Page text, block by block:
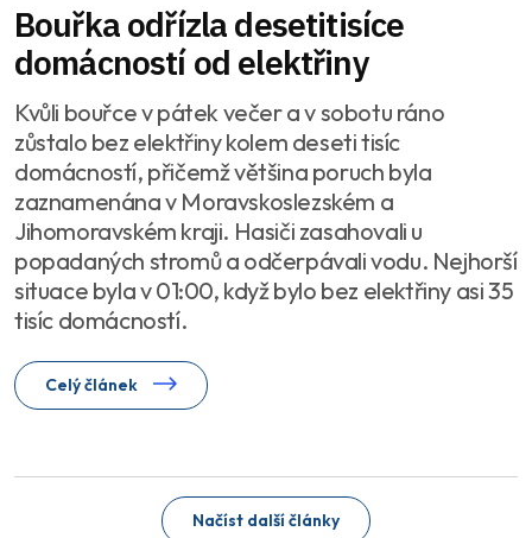
Bouřka odřízla desetitisíce
domácností od elektřiny
Kvůli bouřce v pátek večer a v sobotu ráno
zůstalo bez elektřiny kolem deseti tisíc
domácností, přičemž většina poruch byla
zaznamenána v Moravskoslezském a
Jihomoravském kraji. Hasiči zasahovali u
popadaných stromů a odčerpávali vodu. Nejhorší
situace byla v 01:00, když bylo bez elektřiny asi 35
tisíc domácností.
Celý článek